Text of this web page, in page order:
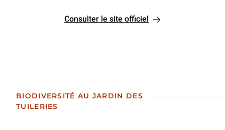
Consulter le site officiel
BIODIVERSITÉ AU JARDIN DES
TUILERIES